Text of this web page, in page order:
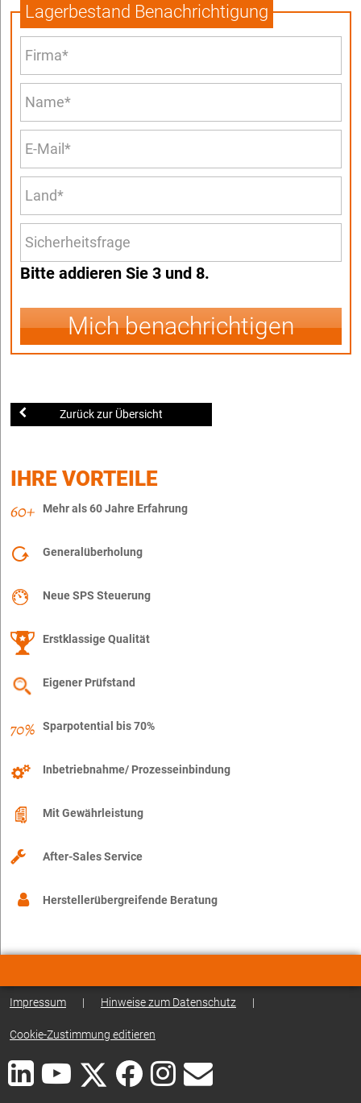
Lagerbestand Benachrichtigung
Bitte addieren Sie 3 und 8.
Mich benachrichtigen
Zurück zur Übersicht
IHRE VORTEILE
Mehr als 60 Jahre Erfahrung
Generalüberholung
Neue SPS Steuerung
Erstklassige Qualität
Eigener Prüfstand
Sparpotential bis 70%
Inbetriebnahme/ Prozesseinbindung
Mit Gewährleistung
After-Sales Service
Herstellerübergreifende Beratung
Impressum | Hinweise zum Datenschutz |
Cookie-Zustimmung editieren